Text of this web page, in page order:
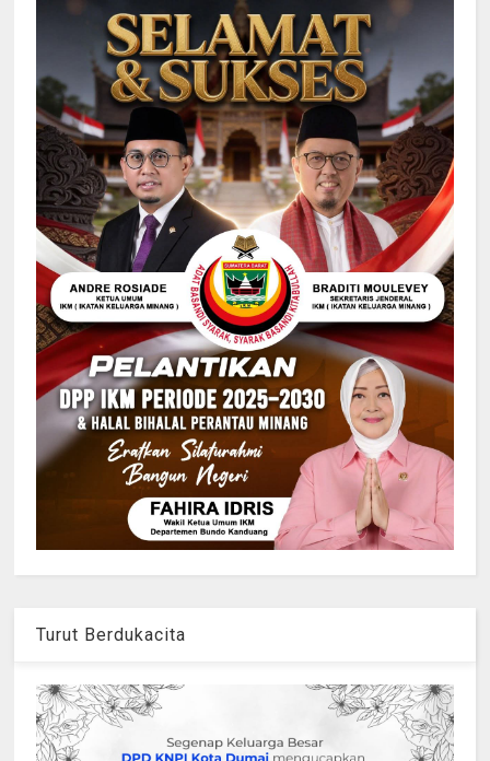
Turut Berdukacita